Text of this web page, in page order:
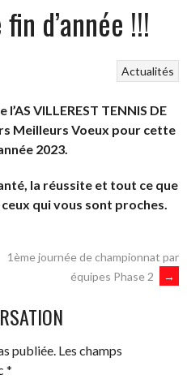
d’année !!!
Actualités
VILLEREST TENNIS DE
Meilleurs Voeux pour cette
2023.
la réussite et tout ce que
qui vous sont proches.
1ème journée de championnat par
équipes Phase 2
→
publiée. Les champs
*